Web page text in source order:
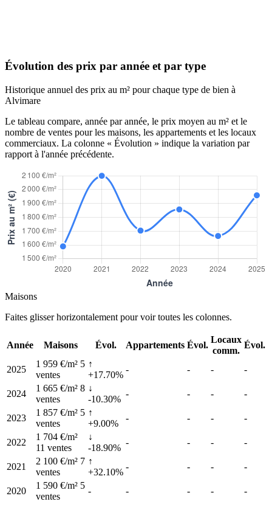
Évolution des prix par année et par type
Historique annuel des prix au m² pour chaque type de bien à
Alvimare
Le tableau compare, année par année, le prix moyen au m² et le
nombre de ventes pour les maisons, les appartements et les locaux
commerciaux. La colonne « Évolution » indique la variation par
rapport à l'année précédente.
Maisons
Faites glisser horizontalement pour voir toutes les colonnes.
Année Maisons Évol. Appartements Évol.
Locaux
comm.
Évol.
2025
1 959 €/m² 5
ventes
↑
+17.70%
- - - -
2024
1 665 €/m² 8
ventes
↓
-10.30%
- - - -
2023
1 857 €/m² 5
ventes
↑
+9.00%
- - - -
2022
1 704 €/m²
11 ventes
↓
-18.90%
- - - -
2021
2 100 €/m² 7
ventes
↑
+32.10%
- - - -
2020
1 590 €/m² 5
ventes
- - - - -